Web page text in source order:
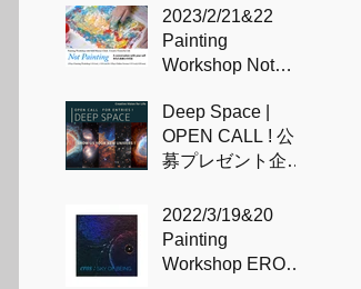
のプロセス
2023/2/21&22
Painting
Workshop Not
Sidd
Deep Space |
OPEN CALL ! 公
募プレゼント企
2022/3/19&20
Painting
Workshop EROS /